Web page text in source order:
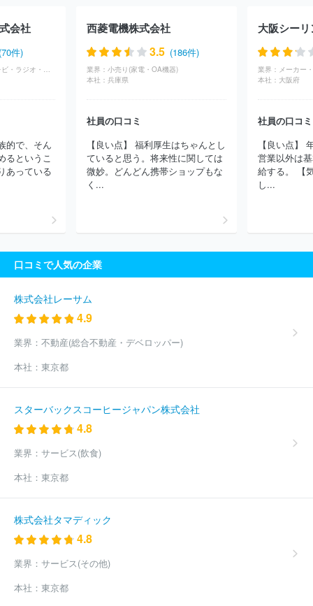
式会社
ＵＢＳ証券株式会社
三菱ＵＦＪ ｅスマート証券株式会
社
スターツ証券株式会社 あかつき証券株式会社
岡三証券株式
会社
アーク証券株式会社
社
ＪＰモルガン証券株式会社 ドイツ証券株式会社
極東証券株
みずほ証券株式会社
みらい證
株式会社
株式会社だいこう証券ビジネス 山和証券株式会社
モ
ルガン・スタンレーＭＵＦＧ証券株式会社
西日本シティＴＴ証券株
式会社
八幡証券株式会社 ＦＩＮＸ Ｊ証券株式会社
株式会社
島大証券株式会社
石動証券株式会社
ンバー・アセット・マネジメント
アイザワ証券株式会社
ほか
(103件)
会社
件)
広告・マスコミ(テレビ・ラジオ・放送)
的で、そん
るというこ
あっている
西菱電機株式会社
3.5 (186件)
業界： 小売り(家電・OA機器)
本社： 兵庫県
社員の口コミ
【良い点】 福利厚生はちゃんとし
ていると思う。将来性に関しては
微妙。どんどん携帯ショップもな
く...
大阪シー
業界： メーカー
本社： 大阪府
社員の口コミ
【良い点】
営業以外は
給する。 【
し...
口コミで人気の企業
株式会社レーサム
4.9
業界： 不動産(総合不動産・デベロッパー)
本社： 東京都
スターバックスコーヒージャパン株式会社
4.8
業界： サービス(飲食)
本社： 東京都
株式会社タマディック
4.8
業界： サービス(その他)
本社： 東京都